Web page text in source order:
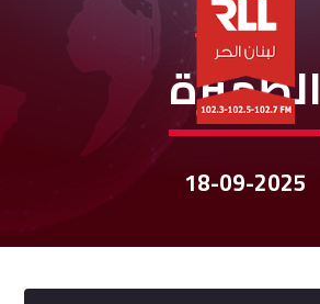
نشرات الأخبار
الظهيرة
18-09-2025